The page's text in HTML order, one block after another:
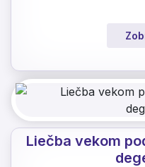
Liečba vekom